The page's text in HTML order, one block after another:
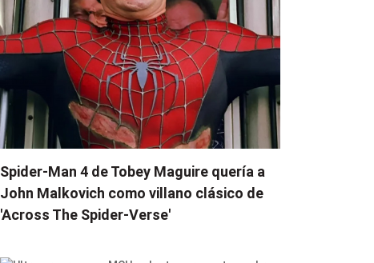
Spider-Man 4 de Tobey Maguire quería a
John Malkovich como villano clásico de
'Across The Spider-Verse'